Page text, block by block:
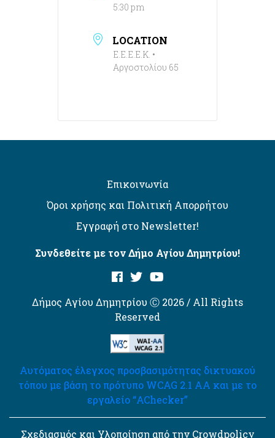
5:30 pm
LOCATION
Ε.Ε.Ε.Ε.Κ. •
Αργοστολίου 65
Επικοινωνία
Όροι χρήσης και Πολιτική Απορρήτου
Εγγραφή στο Newsletter!
Συνδεθείτε με τον Δήμο Αγίου Δημητρίου!
Δήμος Αγίου Δημητρίου Ⓒ 2026 / All Rights
Reserved
Αυτόματος έλεγχος προσβασιμότητας δικτυακού
τόπου με βάση το πρότυπο WCAG 2.1 AA και με το
εργαλείο “AChecker”
Σχεδιασμός και Υλοποίηση από την Crowdpolicy